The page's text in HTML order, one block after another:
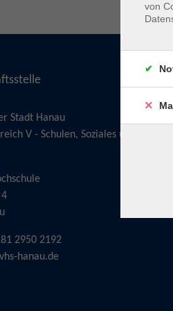
Stadt Hanau
V - Schulen, Soziales und
2950 2192
hanau.de
von